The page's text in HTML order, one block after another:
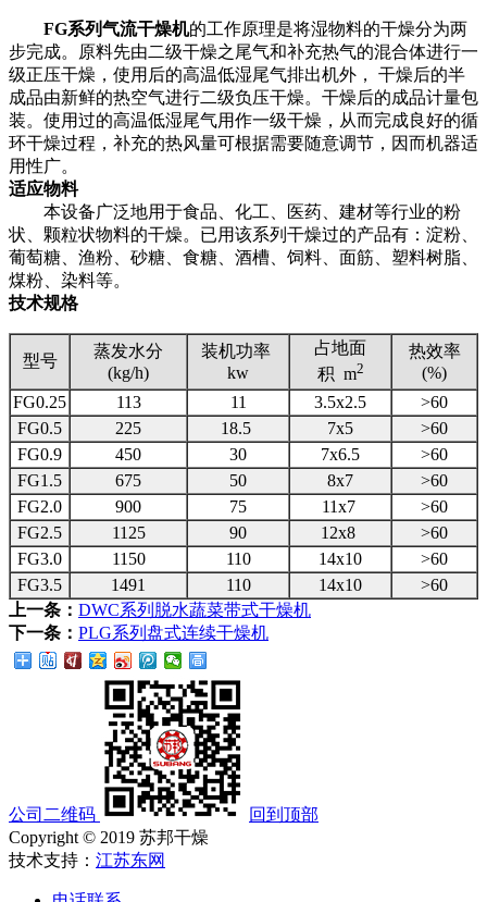
FG系列气流干燥机的工作原理是将湿物料的干燥分为两
步完成。原料先由二级干燥之尾气和补充热气的混合体进行一
级正压干燥，使用后的高温低湿尾气排出机外， 干燥后的半
成品由新鲜的热空气进行二级负压干燥。干燥后的成品计量包
装。使用过的高温低湿尾气用作一级干燥，从而完成良好的循
环干燥过程，补充的热风量可根据需要随意调节，因而机器适
用性广。
适应物料
本设备广泛地用于食品、化工、医药、建材等行业的粉
状、颗粒状物料的干燥。已用该系列干燥过的产品有：淀粉、
葡萄糖、渔粉、砂糖、食糖、酒槽、饲料、面筋、塑料树脂、
煤粉、染料等。
技术规格
型号
蒸发水分
(kg/h)
装机功率
kw
占地面
积 m2
热效率
(%)
FG0.25
113 11 3.5x2.5
>60
FG0.5
225 18.5 7x5
>60
FG0.9
450 30 7x6.5
>60
FG1.5
675 50 8x7
>60
FG2.0
900 75 11x7
>60
FG2.5
1125 90 12x8
>60
FG3.0
1150 110 14x10
>60
FG3.5
1491 110 14x10
>60
上一条： DWC系列脱水蔬菜带式干燥机
下一条： PLG系列盘式连续干燥机
公司二维码
回到顶部
Copyright © 2019 苏邦干燥
技术支持： 江苏东网